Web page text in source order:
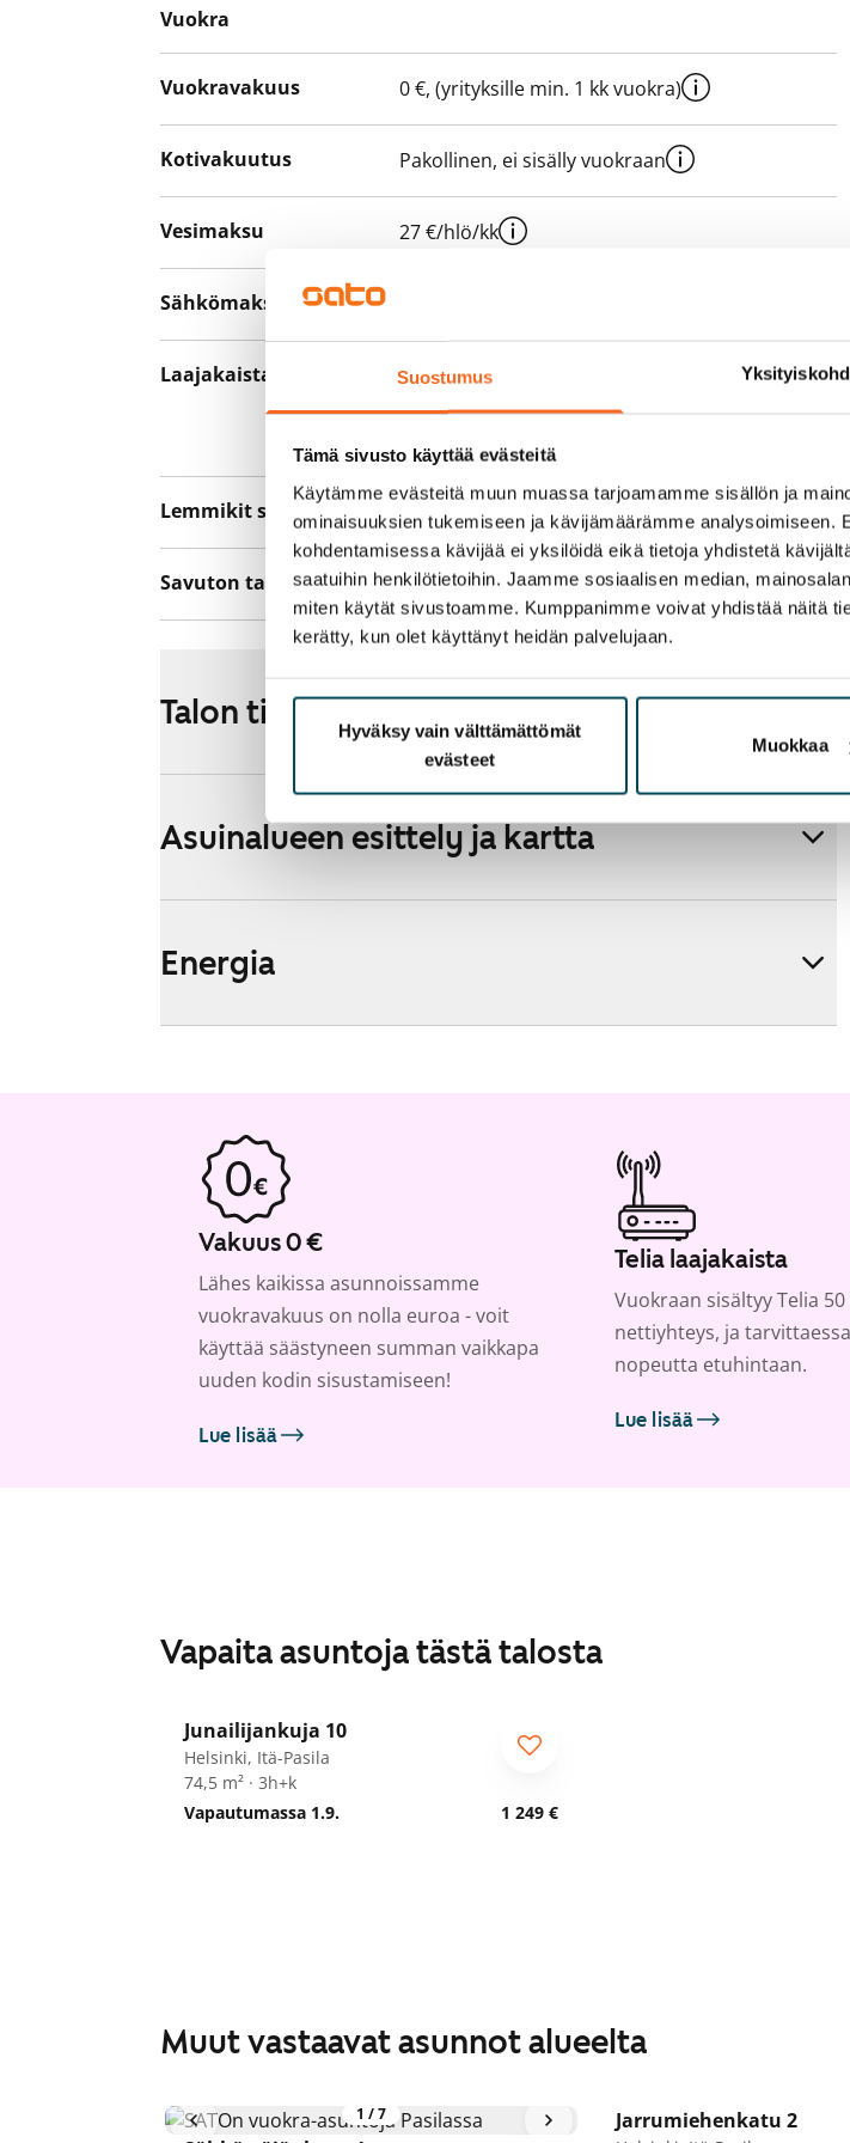
Suostumus
Tämä sivusto käyttää evästeitä
Käytämme evästeitä muun muassa tarjoamamme sisällön ja
ominaisuuksien tukemiseen ja kävijämäärämme analysoimiseen.
kohdentamisessa kävijää ei yksilöidä eikä tietoja yhdistetä
saatuihin henkilötietoihin. Jaamme sosiaalisen median,
miten käytät sivustoamme. Kumppanimme voivat yhdistää näitä
kerätty, kun olet käyttänyt heidän palvelujaan.
Hyväksy vain välttämättömät
evästeet
Muokkaa
Vuokra
Vuokravakuus 0 €, (yrityksille min. 1 kk vuokra)
Kotivakuutus Pakollinen, ei sisälly vuokraan
Vesimaksu 27 €/hlö/kk
Sähkömaksu
Laajakaista
Vuokraan sisältyy 50 M laajakaistaliittymä. Voit
hankkia lisänopeutta etuhintaan ottamalla
Lemmikit sallittu Kyllä
Savuton talo Ei
Talon tiedot
Asuinalueen esittely ja kartta
Energia
Vakuus 0 €
Lähes kaikissa asunnoissamme
vuokravakuus on nolla euroa - voit
käyttää säästyneen summan vaikkapa
uuden kodin sisustamiseen!
Lue lisää
Telia laajakaista
Vuokraan sisältyy Telia 50
nettiyhteys, ja
nopeutta etuhintaan.
Lue lisää
Vapaita asuntoja tästä talosta
Junailijankuja 10
Helsinki, Itä-Pasila
74,5 m² · 3h+k
Vapautumassa 1.9.
1 249 €
Muut vastaavat asunnot alueelta
1 /7 Jarrumiehenkatu 2